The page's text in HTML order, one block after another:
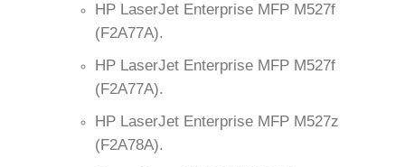
HP LaserJet Enterprise MFP M527f
(F2A77A).
HP LaserJet Enterprise MFP M527f
(F2A77A).
HP LaserJet Enterprise MFP M527z
(F2A78A).